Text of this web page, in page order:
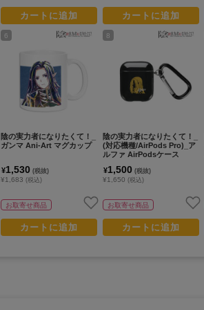
カートに追加
6
陰の実力者になりたくて！_
ガンマ Ani-Art マグカップ
¥1,530 (税抜)
¥1,683 (税込)
お取寄せ商品
カートに追加
カートに追加
8
陰の実力者になりたくて！_
(対応機種/AirPods Pro)_ア
ルファ AirPodsケース
¥1,500 (税抜)
¥1,650 (税込)
お取寄せ商品
カートに追加